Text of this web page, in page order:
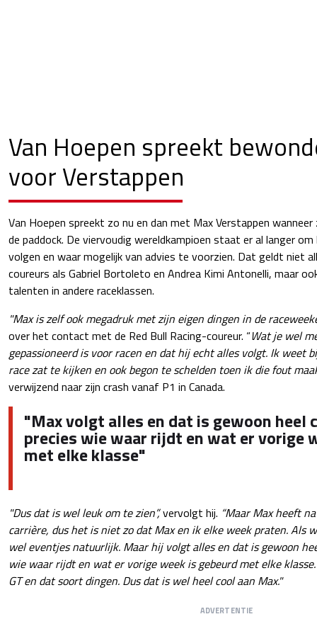
Van Hoepen spreekt
voor Verstappen
Van Hoepen spreekt zo nu en dan met Max Verstappen
de paddock. De viervoudig wereldkampioen staat er al langer
volgen en waar mogelijk van advies te voorzien. Dat geldt niet
coureurs als Gabriel Bortoleto en Andrea Kimi Antonelli, maar
talenten in andere raceklassen.
"Max is zelf ook megadruk met zijn eigen dingen in de
over het contact met de Red Bull Racing-coureur. “Wat je wel
gepassioneerd is voor racen en dat hij echt alles volgt. Ik weet
race zat te kijken en ook begon te schelden toen ik die fout
verwijzend naar zijn crash vanaf P1 in Canada.
"Max volgt alles en dat is gewoon heel
precies wie waar rijdt en wat er vorige
met elke klasse"
"Dus dat is wel leuk om te zien”,vervolgt hij. “Maar Max heeft
carrière, dus het is niet zo dat Max en ik elke week praten. Als
wel eventjes natuurlijk. Maar hij volgt alles en dat is gewoon
wie waar rijdt en wat er vorige week is gebeurd met elke
GT en dat soort dingen. Dus dat is wel heel cool aan Max."
ADVERTENTIE